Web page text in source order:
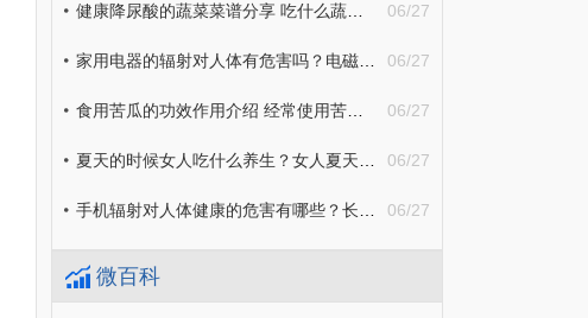
06/27
健康降尿酸的蔬菜菜谱分享 吃什么蔬菜降尿酸的效果最好？
06/27
家用电器的辐射对人体有危害吗？电磁辐射的定义是什么？
06/27
食用苦瓜的功效作用介绍 经常使用苦瓜敷脸对皮肤有什么好处？
06/27
夏天的时候女人吃什么养生？女人夏天吃什么东西对皮肤比较好？
06/27
手机辐射对人体健康的危害有哪些？长期接受手机辐射会导致脸上长斑吗？
微百科